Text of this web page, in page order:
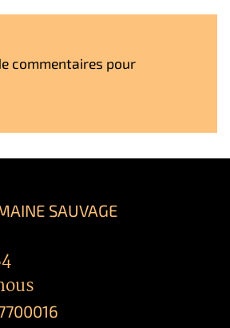
commentaires pour
SAUVAGE